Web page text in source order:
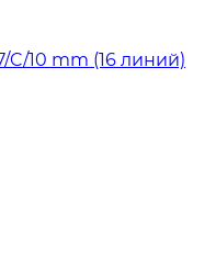
10 mm (16 линий)